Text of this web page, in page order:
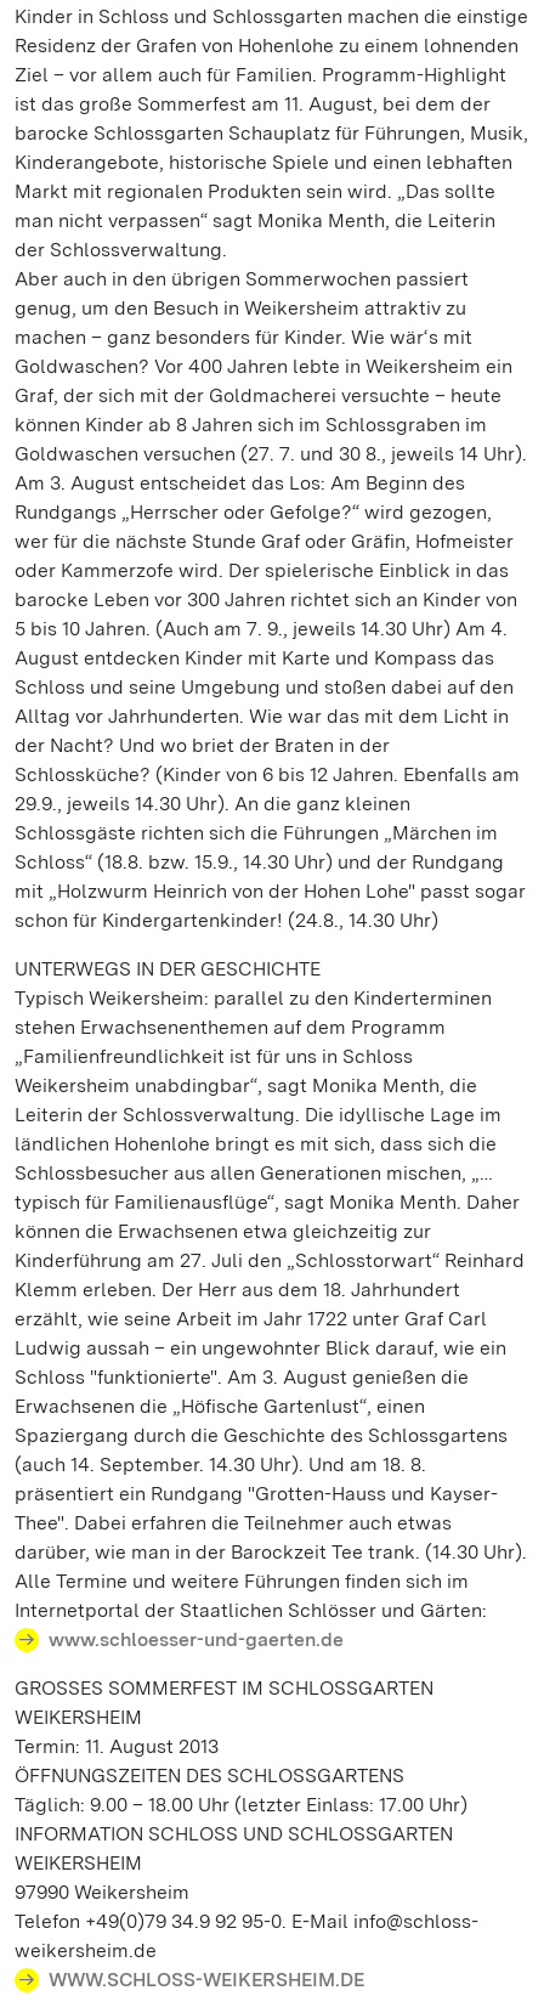
Kinder in Schloss und Schlossgarten machen die einstige
Residenz der Grafen von Hohenlohe zu einem lohnenden
Ziel – vor allem auch für Familien. Programm-Highlight
ist das große Sommerfest am 11. August, bei dem der
barocke Schlossgarten Schauplatz für Führungen, Musik,
Kinderangebote, historische Spiele und einen lebhaften
Markt mit regionalen Produkten sein wird. „Das sollte
man nicht verpassen“ sagt Monika Menth, die Leiterin
der Schlossverwaltung.
Aber auch in den übrigen Sommerwochen passiert
genug, um den Besuch in Weikersheim attraktiv zu
machen – ganz besonders für Kinder. Wie wär‘s mit
Goldwaschen? Vor 400 Jahren lebte in Weikersheim ein
Graf, der sich mit der Goldmacherei versuchte – heute
können Kinder ab 8 Jahren sich im Schlossgraben im
Goldwaschen versuchen (27. 7. und 30 8., jeweils 14 Uhr).
Am 3. August entscheidet das Los: Am Beginn des
Rundgangs „Herrscher oder Gefolge?“ wird gezogen,
wer für die nächste Stunde Graf oder Gräfin, Hofmeister
oder Kammerzofe wird. Der spielerische Einblick in das
barocke Leben vor 300 Jahren richtet sich an Kinder von
5 bis 10 Jahren. (Auch am 7. 9., jeweils 14.30 Uhr) Am 4.
August entdecken Kinder mit Karte und Kompass das
Schloss und seine Umgebung und stoßen dabei auf den
Alltag vor Jahrhunderten. Wie war das mit dem Licht in
der Nacht? Und wo briet der Braten in der
Schlossküche? (Kinder von 6 bis 12 Jahren. Ebenfalls am
29.9., jeweils 14.30 Uhr). An die ganz kleinen
Schlossgäste richten sich die Führungen „Märchen im
Schloss“ (18.8. bzw. 15.9., 14.30 Uhr) und der Rundgang
mit „Holzwurm Heinrich von der Hohen Lohe" passt sogar
schon für Kindergartenkinder! (24.8., 14.30 Uhr)
UNTERWEGS IN DER GESCHICHTE
Typisch Weikersheim: parallel zu den Kinderterminen
stehen Erwachsenenthemen auf dem Programm
„Familienfreundlichkeit ist für uns in Schloss
Weikersheim unabdingbar“, sagt Monika Menth, die
Leiterin der Schlossverwaltung. Die idyllische Lage im
ländlichen Hohenlohe bringt es mit sich, dass sich die
Schlossbesucher aus allen Generationen mischen, „…
typisch für Familienausflüge“, sagt Monika Menth. Daher
können die Erwachsenen etwa gleichzeitig zur
Kinderführung am 27. Juli den „Schlosstorwart“ Reinhard
Klemm erleben. Der Herr aus dem 18. Jahrhundert
erzählt, wie seine Arbeit im Jahr 1722 unter Graf Carl
Ludwig aussah – ein ungewohnter Blick darauf, wie ein
Schloss "funktionierte". Am 3. August genießen die
Erwachsenen die „Höfische Gartenlust“, einen
Spaziergang durch die Geschichte des Schlossgartens
(auch 14. September. 14.30 Uhr). Und am 18. 8.
präsentiert ein Rundgang "Grotten-Hauss und Kayser-
Thee". Dabei erfahren die Teilnehmer auch etwas
darüber, wie man in der Barockzeit Tee trank. (14.30 Uhr).
Alle Termine und weitere Führungen finden sich im
Internetportal der Staatlichen Schlösser und Gärten:
www.schloesser-und-gaerten.de
GROSSES SOMMERFEST IM SCHLOSSGARTEN
WEIKERSHEIM
Termin: 11. August 2013
ÖFFNUNGSZEITEN DES SCHLOSSGARTENS
Täglich: 9.00 – 18.00 Uhr (letzter Einlass: 17.00 Uhr)
INFORMATION SCHLOSS UND SCHLOSSGARTEN
WEIKERSHEIM
97990 Weikersheim
Telefon +49(0)79 34.9 92 95-0. E-Mail info@schloss-
weikersheim.de
WWW.SCHLOSS-WEIKERSHEIM.DE